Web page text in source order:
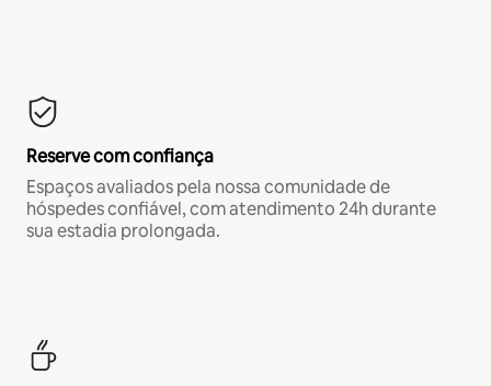
Reserve com confiança
Espaços avaliados pela nossa comunidade de
hóspedes confiável, com atendimento 24h durante
sua estadia prolongada.